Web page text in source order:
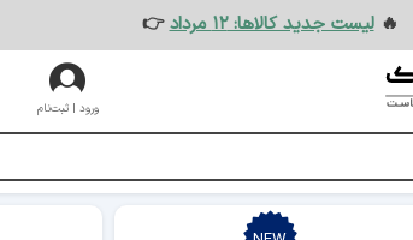
🔥لیست جدید کالاها: ۱۲ مرداد 👉
ورود | ثبت‌نام